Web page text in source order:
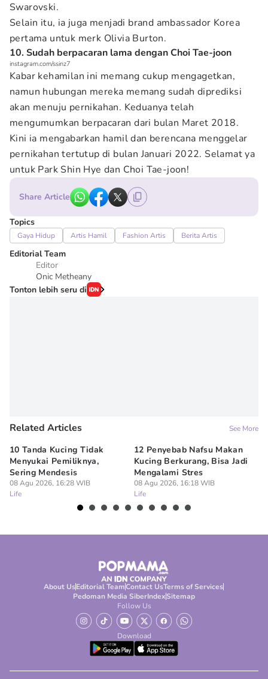
Swarovski.
Selain itu, ia juga menjadi brand ambassador Korea
pertama untuk merk Olivia Burton.
10. Sudah berpacaran lama dengan Choi Tae-joon
instagram.com/ssinz7
Kabar kehamilan ini memang cukup mengagetkan,
namun hubungan mereka memang sudah diprediksi
akan menuju pernikahan. Keduanya telah
mengumumkan berpacaran dari bulan Maret 2018.
Kini ia mengabarkan hamil dan berencana menggelar
pernikahan tertutup di bulan Januari 2022. Selamat ya
untuk Park Shin Hye dan Choi Tae-joon!
Share Article
Topics
Gaya Hidup Artis Hamil Fashion Artis Berita Artis
Editorial Team
Editor
Onic Metheany
Tonton lebih seru di
Related Articles See More
10 Tanda Kucing Tidak
Menyukai Pemiliknya,
Sering Mendesis
08 Agu 2026, 16:28 WIB
Life
12 Penyebab Nafsu Makan
Kucing Berkurang, Bisa Jadi
Mengalami Stres
08 Agu 2026, 16:18 WIB
Life
About UsEditorial TeamContact UsTerms of Services
Pedoman Media SiberIndexSitemap
Follow Us
Download